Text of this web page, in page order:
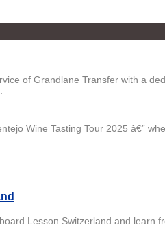
of Grandlane Transfer with a
Wine Tasting Tour 2025 â€”
Lesson Switzerland and learn